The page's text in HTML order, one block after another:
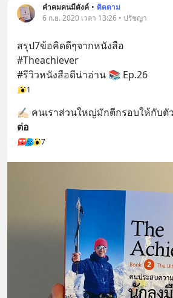
คำคมคนมีตังค์ • ติดตาม
6 ก.ย. 2020 เวลา 13:26 • ปรัชญา
⁣สรุป7ข้อคิดดีๆจากหนังสือ ⁣
#Theachiever ⁣
#รีวิวหนังสือดีน่าอ่าน 📚 Ep.26 ⁣⁣
1
⁣⁣✍🏻 คนเราส่วนใหญ่มักตีกรอบให้กับตั
ต่อ
7